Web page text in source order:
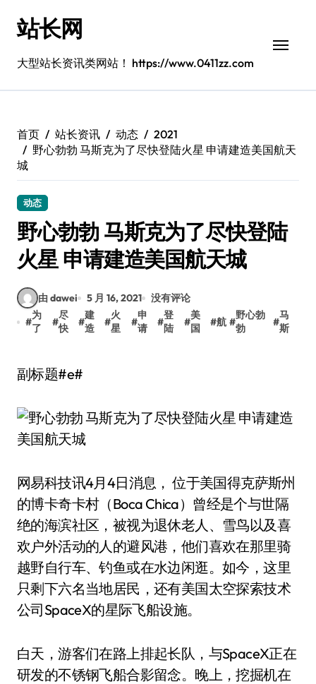
站长网
大型站长资讯类网站！ https://www.0411zz.com
首页 站长资讯 动态
2021
野心勃勃 马斯克为了尽快登陆火星 申请建造美国航天
城
动态
野心勃勃 马斯克为了尽快登陆
火星 申请建造美国航天城
由 dawei 5 月 16, 2021
没有评论
#
为
了
#
尽
快
#
建
造
#
火
星
#
申
请
#
登
陆
#
美
国
#航 #
野心勃
勃
#
马
斯
副标题#e#
网易科技讯4月4日消息， 位于美国得克萨斯州
的博卡奇卡村（Boca Chica）曾经是个与世隔
绝的海滨社区，被视为退休老人、雪鸟以及喜
欢户外活动的人的避风港，他们喜欢在那里骑
越野自行车、钓鱼或在水边闲逛。如今，这里
只剩下六名当地居民，还有美国太空探索技术
公司SpaceX的星际飞船设施。
白天，游客们在路上排起长队，与SpaceX正在
研发的不锈钢飞船合影留念。晚上，挖掘机在